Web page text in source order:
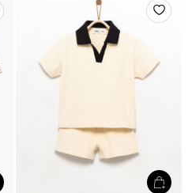
הוסף
למועדפים